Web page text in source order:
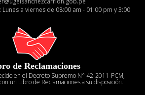
a viernes de 08:00 am - 01:00 pm y 3:00
de Reclamaciones
en el Decreto Supremo N° 42-2011-PCM,
un Libro de Reclamaciones a su disposición.